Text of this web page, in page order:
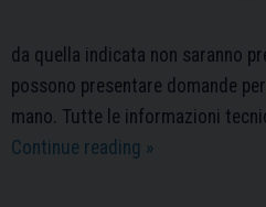
da quella indicata non saranno
possono presentare domande
mano. Tutte le informazioni
Continue reading Domanda
»